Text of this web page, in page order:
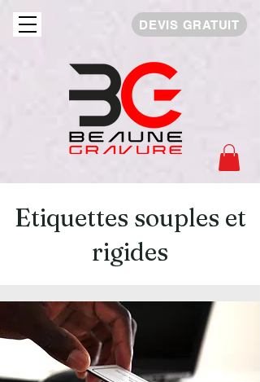
DEVIS GRATUIT
Etiquettes souples et
rigides